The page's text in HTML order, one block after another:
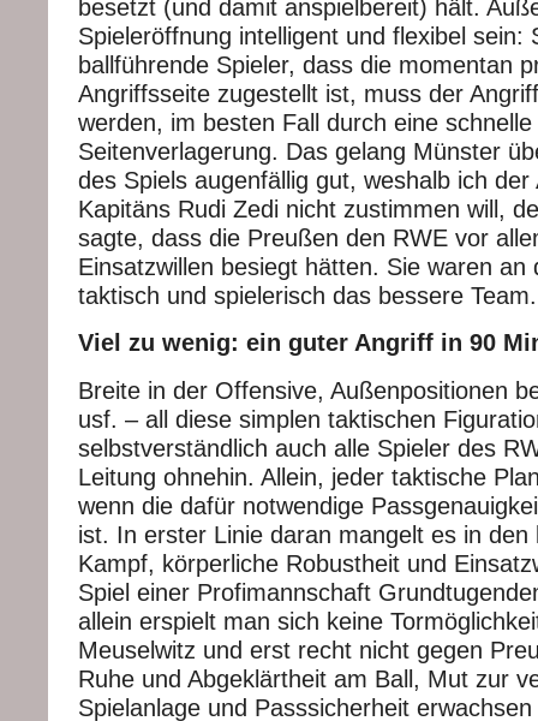
besetzt (und damit anspielbereit) hält.
Spieleröffnung intelligent und flexibel sein:
ballführende Spieler, dass die momentan
Angriffsseite zugestellt ist, muss der
werden, im besten Fall durch eine schnelle
Seitenverlagerung. Das gelang Münster
des Spiels augenfällig gut, weshalb ich
Kapitäns Rudi Zedi nicht zustimmen will,
sagte, dass die Preußen den RWE vor
Einsatzwillen besiegt hätten. Sie waren an
taktisch und spielerisch das bessere Team.
Viel zu wenig: ein guter Angriff in 90
Breite in der Offensive, Außenpositionen
usf. – all diese simplen taktischen
selbstverständlich auch alle Spieler des
Leitung ohnehin. Allein, jeder taktische
wenn die dafür notwendige
ist. In erster Linie daran mangelt es in den
Kampf, körperliche Robustheit und
Spiel einer Profimannschaft
allein erspielt man sich keine
Meuselwitz und erst recht nicht gegen
Ruhe und Abgeklärtheit am Ball, Mut zur
Spielanlage und Passsicherheit